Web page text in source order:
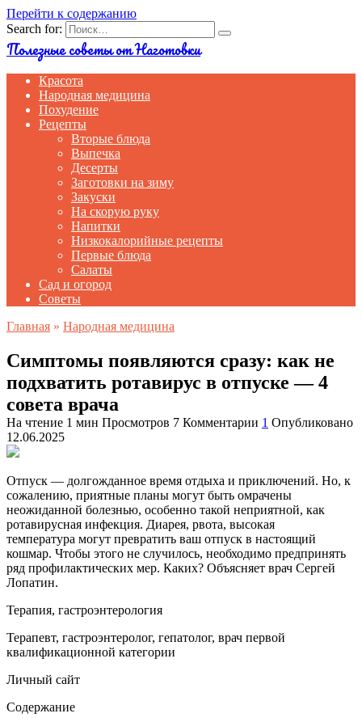
Перейти к содержанию
Search for:
Полезные советы от Наготовки
Красота
Народная медицина
Похудение
Рецепты
Вторые блюда
Выпечка
Десерты
Заготовки на зиму
Закуски
На скорую руку
Напитки
Низкокалорийные рецепты
Первые блюда
Салаты
Сад и огород
Советы
Главная » Народная медицина
Симптомы появляются сразу: как не
подхватить ротавирус в отпуске — 4
совета врача
На чтение 1 мин Просмотров 7 Комментарии 1 Опубликовано
12.06.2025
Отпуск — долгожданное время отдыха и приключений. Но, к
сожалению, приятные планы могут быть омрачены
неожиданной болезнью, особенно такой неприятной, как
ротавирусная инфекция. Диарея, рвота, высокая
температура могут превратить ваш отпуск в настоящий
кошмар. Чтобы этого не случилось, необходимо предпринять
ряд профилактических мер. Каких? Объясняет врач Сергей
Лопатин.
Терапия, гастроэнтерология
Терапевт, гастроэнтеролог, гепатолог, врач первой
квалификационной категории
Личный сайт
Содержание